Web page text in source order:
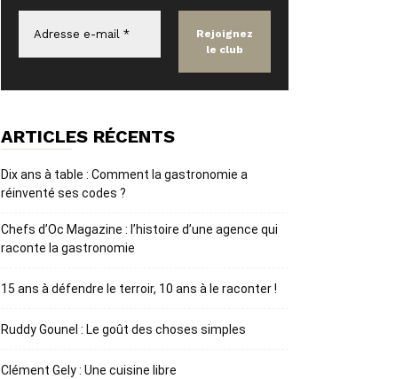
ARTICLES RÉCENTS
Dix ans à table : Comment la gastronomie a
réinventé ses codes ?
Chefs d’Oc Magazine : l’histoire d’une agence qui
raconte la gastronomie
15 ans à défendre le terroir, 10 ans à le raconter !
Ruddy Gounel : Le goût des choses simples
Clément Gely : Une cuisine libre